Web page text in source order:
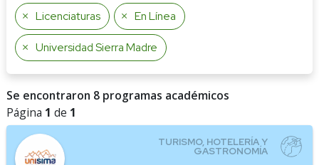
Licenciaturas En Línea
Universidad Sierra Madre
Se encontraron 8 programas académicos
Página 1 de 1